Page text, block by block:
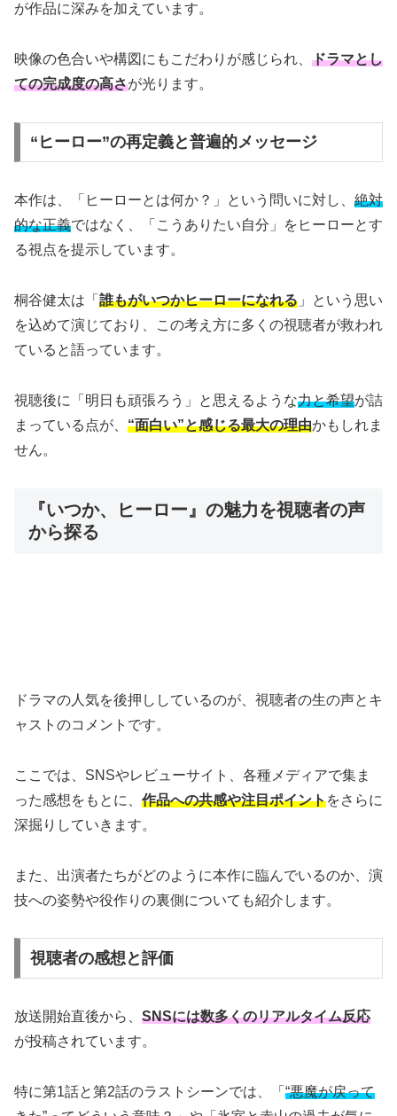
が作品に深みを加えています。
映像の色合いや構図にもこだわりが感じられ、 ドラマとし
ての完成度の高さが光ります。
“ヒーロー”の再定義と普遍的メッセージ
本作は、「ヒーローとは何か？」という問いに対し、 絶対
的な正義ではなく、「こうありたい自分」をヒーローとす
る視点を提示しています。
桐谷健太は「 誰もがいつかヒーローになれる 」という思い
を込めて演じており、この考え方に多くの視聴者が救われ
ていると語っています。
視聴後に「明日も頑張ろう」と思えるような力と希望が詰
まっている点が、 “面白い”と感じる最大の理由かもしれま
せん。
『いつか、ヒーロー』の魅力を視聴者の声
から探る
ドラマの人気を後押ししているのが、視聴者の生の声とキ
ャストのコメントです。
ここでは、SNSやレビューサイト、各種メディアで集ま
った感想をもとに、 作品への共感や注目ポイントをさらに
深掘りしていきます。
また、出演者たちがどのように本作に臨んでいるのか、演
技への姿勢や役作りの裏側についても紹介します。
視聴者の感想と評価
放送開始直後から、 SNSには数多くのリアルタイム反応
が投稿されています。
特に第1話と第2話のラストシーンでは、「 “悪魔が戻って